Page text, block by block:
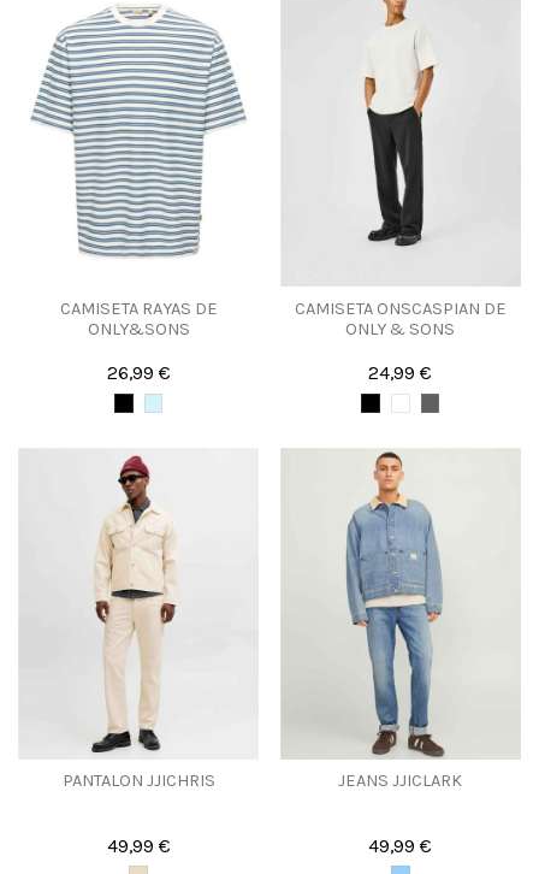
CAMISETA RAYAS DE
ONLY&SONS
26,99 €
CAMISETA ONSCASPIAN DE
ONLY & SONS
24,99 €
PANTALON JJICHRIS
49,99 €
JEANS JJICLARK
49,99 €